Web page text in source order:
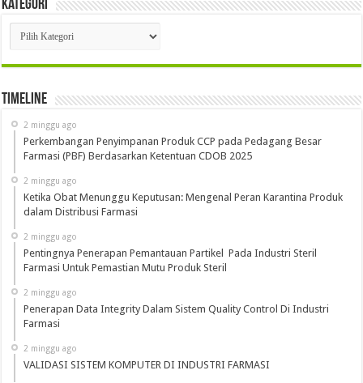
Kategori
Kategori
Timeline
2 minggu ago
Perkembangan Penyimpanan Produk CCP pada Pedagang Besar
Farmasi (PBF) Berdasarkan Ketentuan CDOB 2025
2 minggu ago
Ketika Obat Menunggu Keputusan: Mengenal Peran Karantina Produk
dalam Distribusi Farmasi
2 minggu ago
Pentingnya Penerapan Pemantauan Partikel Pada Industri Steril
Farmasi Untuk Pemastian Mutu Produk Steril
2 minggu ago
Penerapan Data Integrity Dalam Sistem Quality Control Di Industri
Farmasi
2 minggu ago
VALIDASI SISTEM KOMPUTER DI INDUSTRI FARMASI